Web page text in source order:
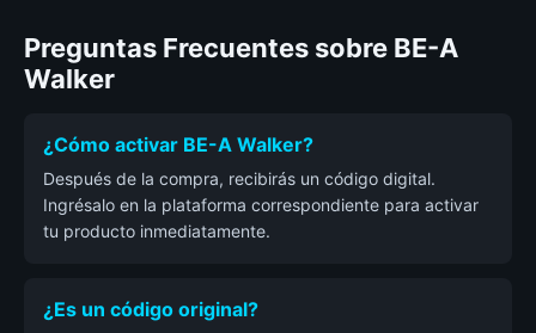
Preguntas Frecuentes sobre BE-A
Walker
¿Cómo activar BE-A Walker?
Después de la compra, recibirás un código digital.
Ingrésalo en la plataforma correspondiente para activar
tu producto inmediatamente.
¿Es un código original?